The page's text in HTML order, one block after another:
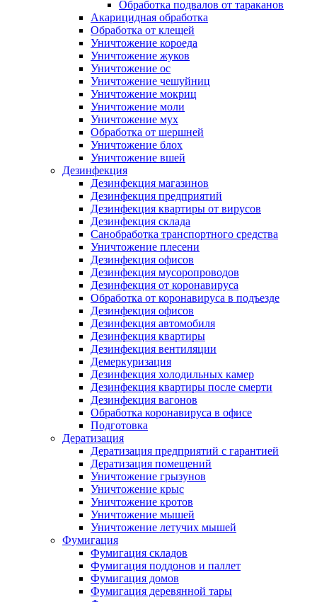
Обработка подвалов от тараканов
Акарицидная обработка
Обработка от клещей
Уничтожение короеда
Уничтожение жуков
Уничтожение ос
Уничтожение чешуйниц
Уничтожение мокриц
Уничтожение моли
Уничтожение мух
Обработка от шершней
Уничтожение блох
Уничтожение вшей
Дезинфекция
Дезинфекция магазинов
Дезинфекция предприятий
Дезинфекция квартиры от вирусов
Дезинфекция склада
Санобработка транспортного средства
Уничтожение плесени
Дезинфекция офисов
Дезинфекция мусоропроводов
Дезинфекция от коронавируса
Обработка от коронавируса в подъезде
Дезинфекция офисов
Дезинфекция автомобиля
Дезинфекция квартиры
Дезинфекция вентиляции
Демеркуризация
Дезинфекция холодильных камер
Дезинфекция квартиры после смерти
Дезинфекция вагонов
Обработка коронавируса в офисе
Подготовка
Дератизация
Дератизация предприятий с гарантией
Дератизация помещений
Уничтожение грызунов
Уничтожение крыс
Уничтожение кротов
Уничтожение мышей
Уничтожение летучих мышей
Фумигация
Фумигация складов
Фумигация поддонов и паллет
Фумигация домов
Фумигация деревянной тары